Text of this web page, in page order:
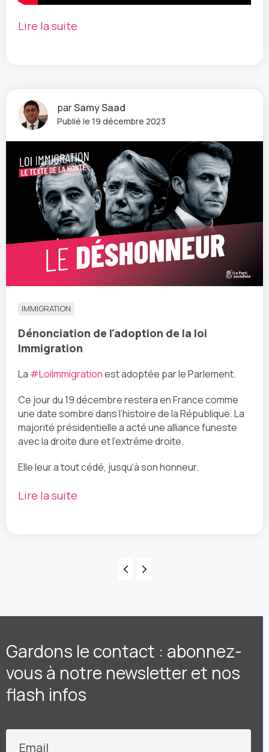
Lire la suite
parSamy Saad
Publié le 19 décembre 2023
IMMIGRATION
Dénonciation de l'adoption de la loi
Immigration
La #LoiImmigrationest adoptée par le Parlement.
Ce jour du 19 décembre restera en France comme
une date sombre dans l’histoire de la République. La
majorité présidentielle a acté une alliance funeste
avec la droite dure et l'extrême droite.
Elle leur a tout cédé, jusqu'à son honneur.
Lire la suite
Gardons le contact : abonnez-
vous à notre newsletter et nos
flash infos
Email